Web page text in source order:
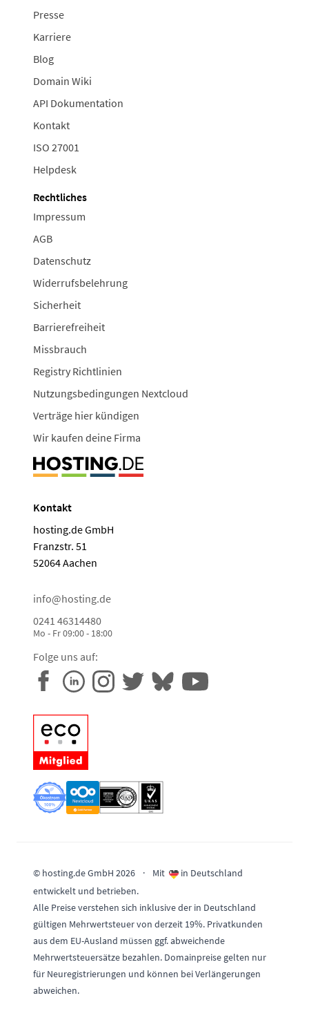
Presse
Karriere
Blog
Domain Wiki
API Dokumentation
Kontakt
ISO 27001
Helpdesk
Rechtliches
Impressum
AGB
Datenschutz
Widerrufsbelehrung
Sicherheit
Barrierefreiheit
Missbrauch
Registry Richtlinien
Nutzungsbedingungen Nextcloud
Verträge hier kündigen
Wir kaufen deine Firma
Kontakt
hosting.de GmbH
Franzstr. 51
52064 Aachen
info@hosting.de
0241 46314480
Mo - Fr 09:00 - 18:00
Folge uns auf:
© hosting.de GmbH 2026 · Mit
in Deutschland
entwickelt und betrieben.
Alle Preise verstehen sich inklusive der in Deutschland
gültigen Mehrwertsteuer von derzeit 19%. Privatkunden
aus dem EU-Ausland müssen ggf. abweichende
Mehrwertsteuersätze bezahlen. Domainpreise gelten nur
für Neuregistrierungen und können bei Verlängerungen
abweichen.